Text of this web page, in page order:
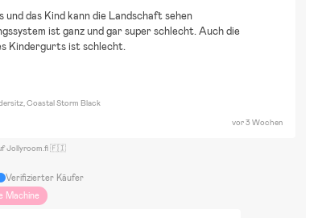
und das Kind kann die Landschaft sehen
ist ganz und gar super schlecht. Auch die
Kindergurts ist schlecht.
Coastal Storm Black
vor 3 Wochen
Jollyroom.fi 🇫🇮
Verifizierter Käufer
Machine